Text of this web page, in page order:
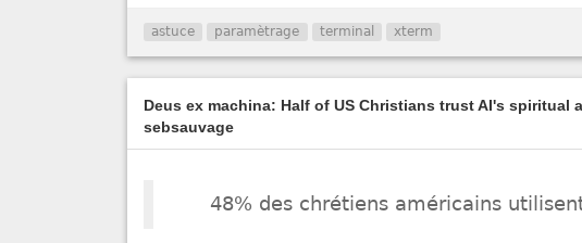
astuce paramètrage terminal xterm
Deus ex machina: Half of US Christians trust AI's spiritual
sebsauvage
48% des chrétiens américains